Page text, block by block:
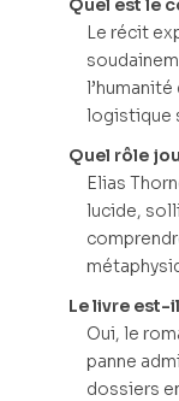
Quel est le
Le récit
logistique
Quel rôle
Elias
lucide,
Le livre est-
Oui, le
panne
dossiers